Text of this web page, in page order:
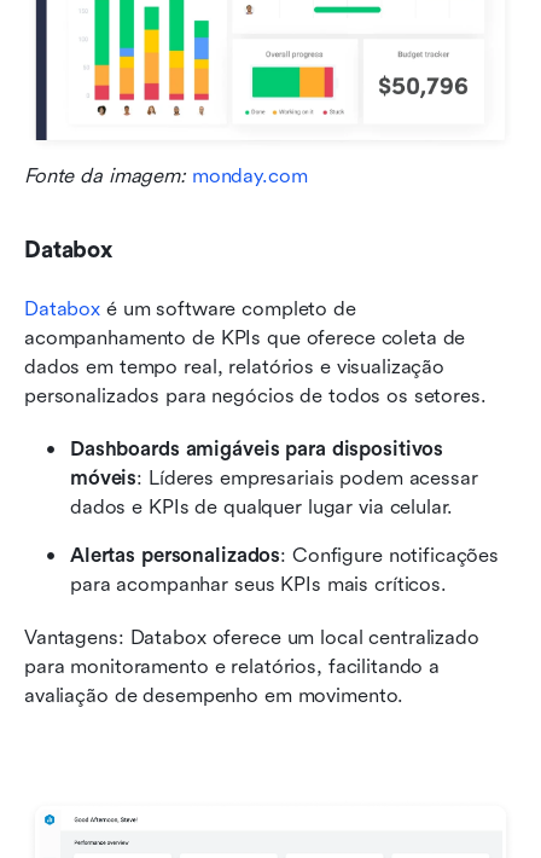
Fonte da imagem: monday.com
Databox
Databox é um software completo de
acompanhamento de KPIs que oferece coleta de
dados em tempo real, relatórios e visualização
personalizados para negócios de todos os setores.
Dashboards amigáveis para dispositivos
móveis: Líderes empresariais podem acessar
dados e KPIs de qualquer lugar via celular.
Alertas personalizados: Configure notificações
para acompanhar seus KPIs mais críticos.
Vantagens: Databox oferece um local centralizado
para monitoramento e relatórios, facilitando a
avaliação de desempenho em movimento.